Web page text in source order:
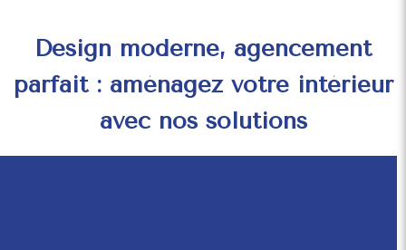
Design moderne, agencement
parfait : aménagez votre intérieur
avec nos solutions